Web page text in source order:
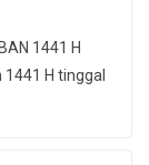
1441 H tinggal